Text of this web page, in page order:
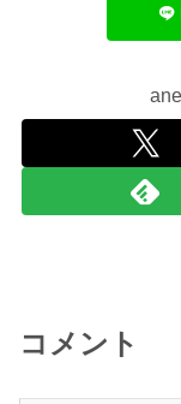
コメント